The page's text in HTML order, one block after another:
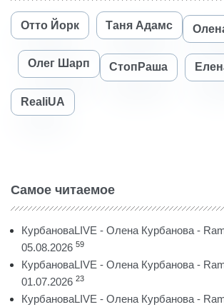
Отто Йорк Таня Адамс
Олег Шарп СтопРаша
RealiUA
Самое читаемое
КурбановаLIVE - Олена Курбанова -
05.08.2026 59
КурбановаLIVE - Олена Курбанова -
01.07.2026 23
КурбановаLIVE - Олена Курбанова -